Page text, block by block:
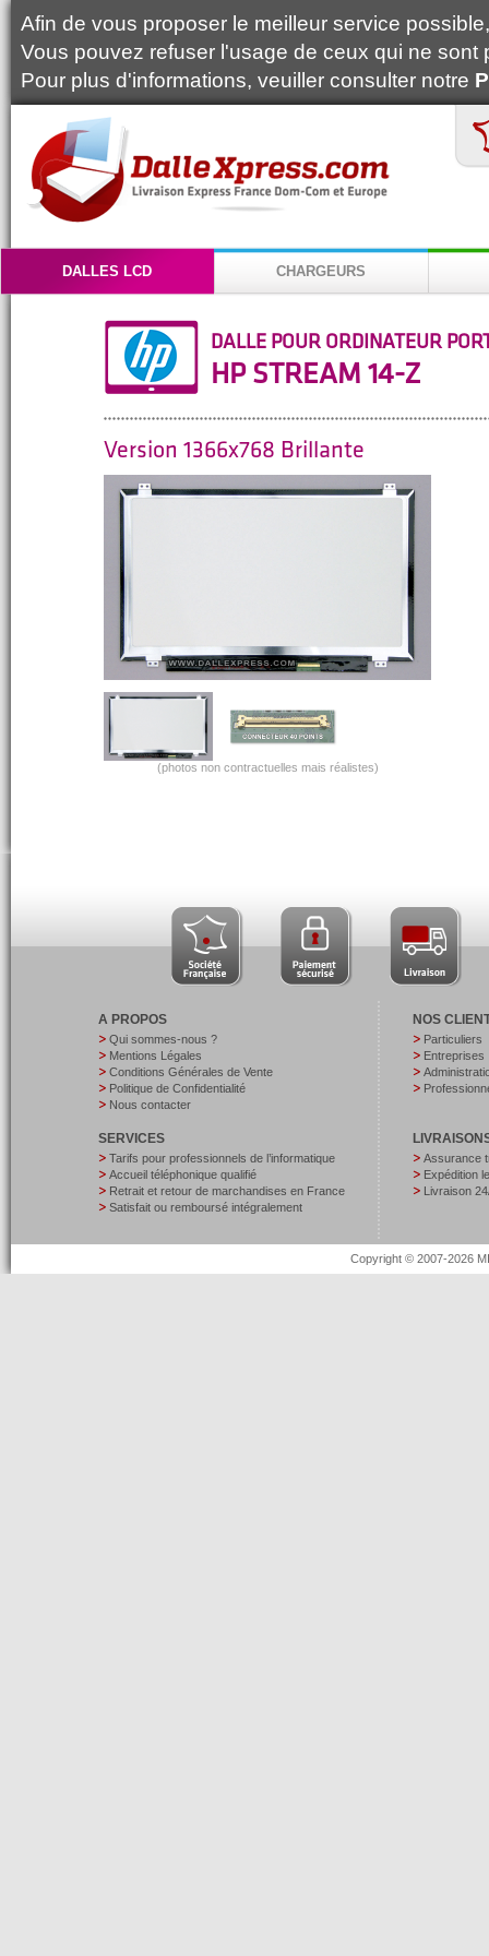
Afin de vous proposer le meilleur service
Vous pouvez refuser l'usage de ceux qui ne
Pour plus d'informations, veuiller consulter notre
DALLES LCD CHARGEURS
DALLE POUR ORDINATEUR
HP STREAM 14-Z
Version 1366x768 Brillante
(photos non contractuelles mais réalistes)
A PROPOS
Qui sommes-nous ?
Mentions Légales
Conditions Générales de Vente
Politique de Confidentialité
Nous contacter
SERVICES
Tarifs pour professionnels de l’informatique
Accueil téléphonique qualifié
Retrait et retour de marchandises en France
Satisfait ou remboursé intégralement
NOS
Particuliers
Entreprises
Assurance
Expédition
Livraison
Copyright © 2007-2026